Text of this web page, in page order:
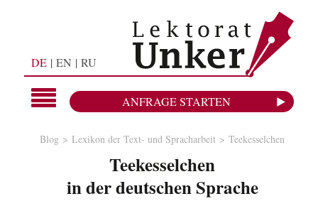
DE EN RU
ANFRAGE STARTEN
Blog Lexikon der Text- und Spracharbeit Teekesselchen
Teekesselchen
in der deutschen Sprache